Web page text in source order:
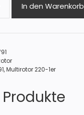
Dichtung
aus
PUR-
(223.1022.4)
Menge
In den Warenkorb
,Multirotor 220-1er